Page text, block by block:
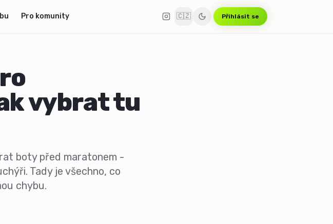
Pro komunity 🇨🇿 Přihlásit se
vybrat tu
boty před maratonem -
Tady je všechno, co
chybu.